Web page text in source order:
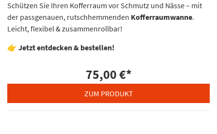
Schützen Sie Ihren Kofferraum vor Schmutz und Nässe – mit
der passgenauen, rutschhemmenden Kofferraumwanne.
Leicht, flexibel & zusammenrollbar!
👉 Jetzt entdecken & bestellen!
75,00 €*
ZUM PRODUKT